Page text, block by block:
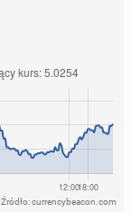
Źródło: currencybeacon.com